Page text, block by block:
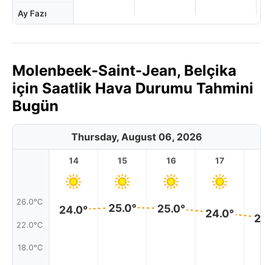
Ay Fazı
Molenbeek-Saint-Jean, Belçika
için Saatlik Hava Durumu Tahmini
Bugün
Thursday, August 06, 2026
26.0°C
22.0°C
18.0°C
14
24.0°
15
25.0°
16
25.0°
17
24.0°